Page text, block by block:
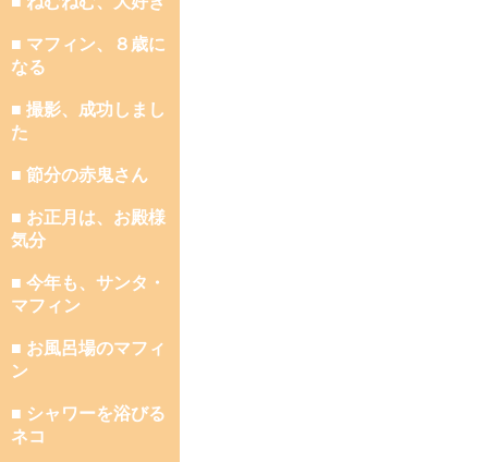
■ マフィン、８歳に
なる
■ 撮影、成功しまし
た
■ 節分の赤鬼さん
■ お正月は、お殿様
気分
■ 今年も、サンタ・
マフィン
■ お風呂場のマフィ
ン
■ シャワーを浴びる
ネコ